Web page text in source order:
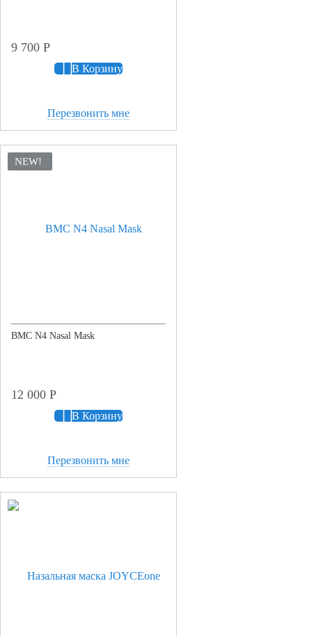
9 700 Р
В Корзину
Перезвонить мне
NEW!
BMC N4 Nasal Mask
12 000 Р
В Корзину
Перезвонить мне